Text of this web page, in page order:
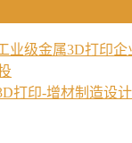
业级金属3D打印企
打印-增材制造设计